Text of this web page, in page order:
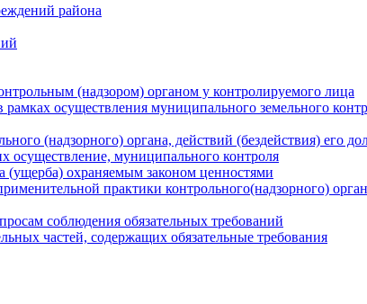
района
(надзором) органом у контролируемого лица
осуществления муниципального земельного
(надзорного) органа, действий (бездействия) его
осуществление, муниципального контроля
охраняемым законом ценностями
практики контрольного(надзорного)
соблюдения обязательных требований
частей, содержащих обязательные требования